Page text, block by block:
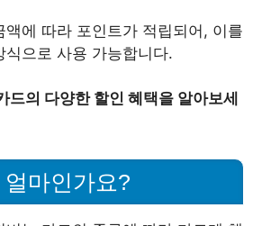
액에 따라 포인트가 적립되어, 이를
식으로 사용 가능합니다.
드의 다양한 할인 혜택을 알아보세
마인가요?